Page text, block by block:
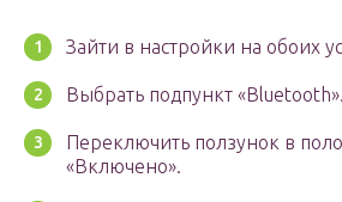
Зайти в настройки на обоих
Выбрать подпункт «Bluetooth».
Переключить ползунок в
«Включено».